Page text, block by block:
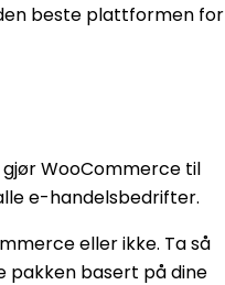
beste plattformen for
WooCommerce til
e-handelsbedrifter.
eller ikke. Ta så
pakken basert på dine